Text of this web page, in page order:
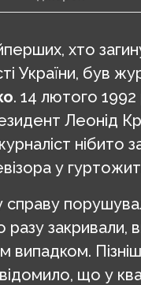
хто
України, був
. 14 лютого 1992
Леонід
нібито
у
справу
разу закривали,
випадком.
що у